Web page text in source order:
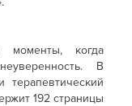
моменты, когда
В
192 страницы